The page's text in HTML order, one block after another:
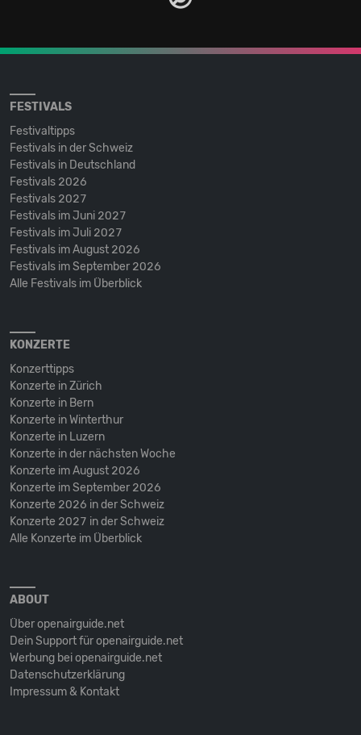
FESTIVALS
Festivaltipps
Festivals in der Schweiz
Festivals in Deutschland
Festivals 2026
Festivals 2027
Festivals im Juni 2027
Festivals im Juli 2027
Festivals im August 2026
Festivals im September 2026
Alle Festivals im Überblick
KONZERTE
Konzerttipps
Konzerte in Zürich
Konzerte in Bern
Konzerte in Winterthur
Konzerte in Luzern
Konzerte in der nächsten Woche
Konzerte im August 2026
Konzerte im September 2026
Konzerte 2026 in der Schweiz
Konzerte 2027 in der Schweiz
Alle Konzerte im Überblick
ABOUT
Über openairguide.net
Dein Support für openairguide.net
Werbung bei openairguide.net
Datenschutz­erklärung
Impressum & Kontakt